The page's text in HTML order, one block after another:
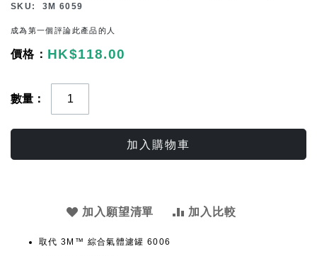
SKU 3M 6059
成為第一個評論此產品的人
HK$118.00
數量
加入購物車
加入願望清單 加入比較
取代 3M™ 綜合氣體濾罐 6006
beginning
of
images